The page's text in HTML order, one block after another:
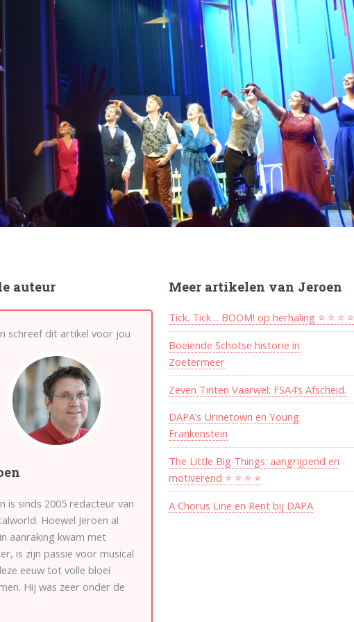
auteur
schreef dit artikel voor jou
is sinds 2005 redacteur van
Hoewel Jeroen al
aanraking kwam met
is zijn passie voor musical
eeuw tot volle bloei
Hij was zeer onder de
Meer artikelen van Jeroen
Tick. Tick… BOOM! op herhaling ⭐ ⭐ ⭐ ⭐
Boeiende Schotse historie in
Zoetermeer
Zeven Tinten Vaarwel: FSA4’s Afscheid.
DAPA’s Urinetown en Young
Frankenstein
The Little Big Things: aangrijpend en
motiverend ⭐ ⭐ ⭐ ⭐
A Chorus Line en Rent bij DAPA